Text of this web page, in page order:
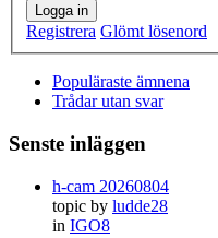
Logga in
Registrera Glömt lösenord
Populäraste ämnena
Trådar utan svar
Senste inläggen
h-cam 20260804
topic by ludde28
in IGO8